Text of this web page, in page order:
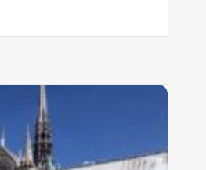
Gebrandschilderde ramen in Notre